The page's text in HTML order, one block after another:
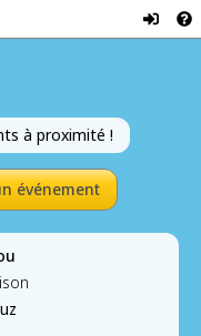
à proximité !
événement